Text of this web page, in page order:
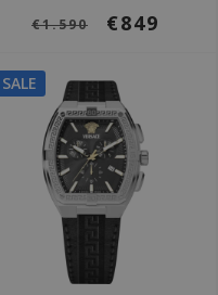
€1.590 €849
SALE